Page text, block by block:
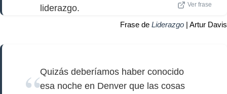
liderazgo.
Ver frase
Frase de Liderazgo | Artur Davis
Quizás deberíamos haber conocido
esa noche en Denver que las cosas